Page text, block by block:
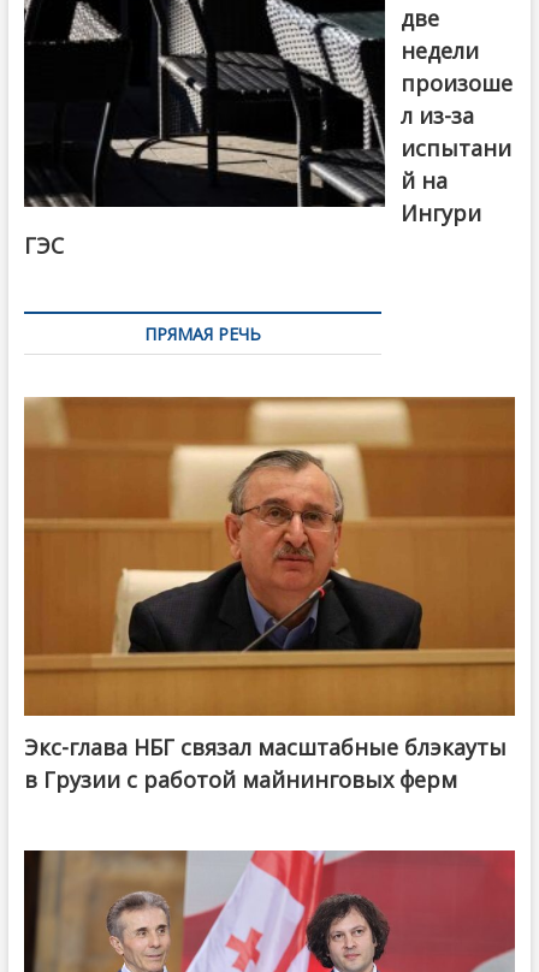
две
недели
произоше
л из-за
испытани
й на
Ингури
ГЭС
ПРЯМАЯ РЕЧЬ
Экс-глава НБГ связал масштабные блэкауты
в Грузии с работой майнинговых ферм